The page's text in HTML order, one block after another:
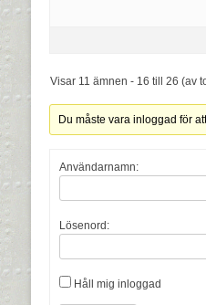
Visar 11 ämnen - 16 till 26 (av
Du måste vara inloggad för
Användarnamn:
Lösenord:
Håll mig inloggad